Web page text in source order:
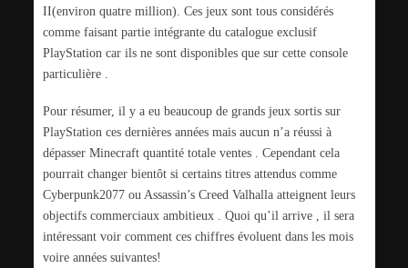
II(environ quatre million). Ces jeux sont tous considérés
comme faisant partie intégrante du catalogue exclusif
PlayStation car ils ne sont disponibles que sur cette console
particulière .
Pour résumer, il y a eu beaucoup de grands jeux sortis sur
PlayStation ces dernières années mais aucun n’a réussi à
dépasser Minecraft quantité totale ventes . Cependant cela
pourrait changer bientôt si certains titres attendus comme
Cyberpunk2077 ou Assassin’s Creed Valhalla atteignent leurs
objectifs commerciaux ambitieux . Quoi qu’il arrive , il sera
intéressant voir comment ces chiffres évoluent dans les mois
voire années suivantes!